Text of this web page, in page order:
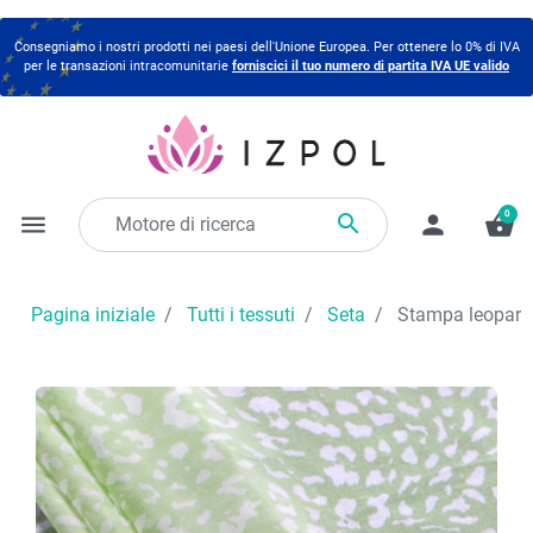
Consegniamo i nostri prodotti nei paesi dell'Unione Europea. Per ottenere lo 0% di IVA
per le transazioni intracomunitarie forniscici il tuo numero di partita IVA UE valido
menu  person shopping_basket
0
Pagina iniziale Tutti i tessuti Seta Stampa